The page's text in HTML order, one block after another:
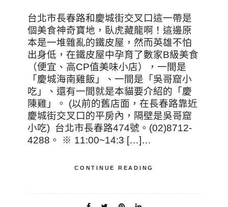
台北市長春路和慶城街交叉口這一帶是
個美食神奇寶地，臥虎藏龍啊！這邊原
本是一堆雜亂的鐵皮屋，然而英雄不怕
出身低，在鐵皮屋中孕育了數家B級美食
（便宜、高CP值美味小店），一間是
「慶城海南雞飯」、一間是「吳哥窟小
吃」、還有一間就是本貓要介紹的「慶
陳雞」。 (以前的舊店面，在長春路靠近
慶城街交叉口的平房內，隔壁是吳哥窟
小吃) 台北市長春路474號。(02)8712-
4288。 ※ 11:00~14:3 […]…
CONTINUE READING